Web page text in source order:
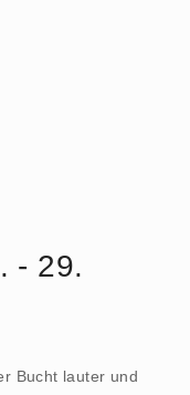
- 29.
Bucht lauter und